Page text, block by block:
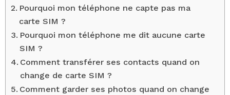
Pourquoi mon téléphone ne capte pas ma
carte SIM ?
Pourquoi mon téléphone me dit aucune carte
SIM ?
Comment transférer ses contacts quand on
change de carte SIM ?
Comment garder ses photos quand on change